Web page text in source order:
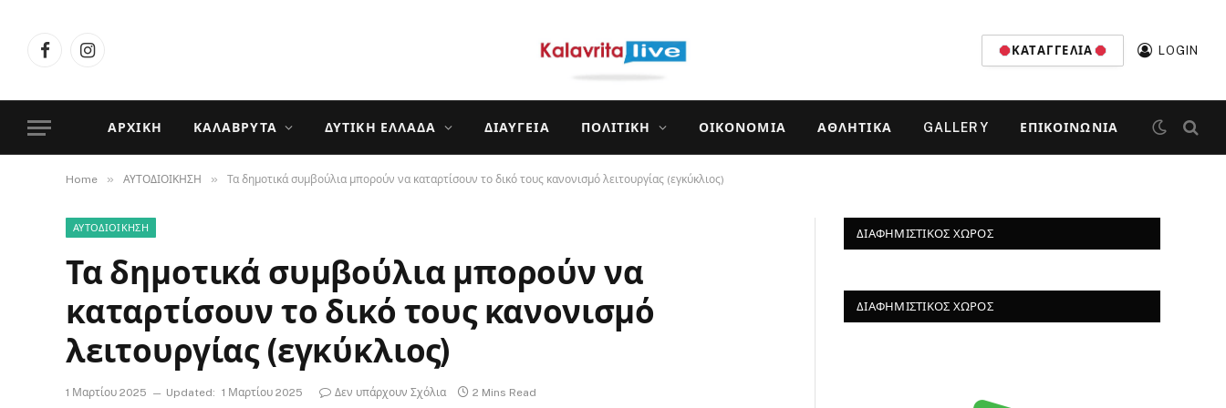
FacebookInstagram
ΚΑΤΑΓΓΕΛΊΑ LOGIN
ΑΡΧΙΚΉ ΚΑΛΆΒΡΥΤΑ ΔΥΤΙΚΉ ΕΛΛΆΔΑ ΔΙΑΎΓΕΙΑ ΠΟΛΙΤΙΚΉ ΟΙΚΟΝΟΜΊΑ ΑΘΛΗΤΙΚΆ GALLERY ΕΠΙΚΟΙΝΩΝΊΑ
Home » ΑΥΤΟΔΙΟΙΚΗΣΗ » Τα δημοτικά συμβούλια μπορούν να καταρτίσουν το δικό τους κανονισμό λειτουργίας (εγκύκλιος)
ΑΥΤΟΔΙΟΙΚΗΣΗ
Τα δημοτικά συμβούλια μπορούν να
καταρτίσουν το δικό τους κανονισμό
λειτουργίας (εγκύκλιος)
1 Μαρτίου 2025 Updated: 1 Μαρτίου 2025 Δεν υπάρχουν Σχόλια 2 Mins Read
ΔΙΑΦΗΜΙΣΤΙΚΌΣ ΧΏΡΟΣ
ΔΙΑΦΗΜΙΣΤΙΚΌΣ ΧΏΡΟΣ